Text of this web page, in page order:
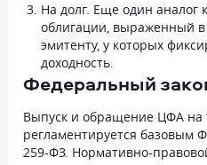
На долг. Еще один аналог
облигации, выраженный
эмитенту, у которых
доходность.
Федеральный
Выпуск и обращение ЦФА на
регламентируется базовым
259-ФЗ. Нормативно-